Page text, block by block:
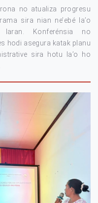
no atualiza progresu
sira nian ne’ebé la’o
Konferénsia no
hodi asegura katak planu
sira hotu la’o ho